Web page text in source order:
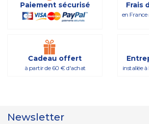
Paiement sécurisé Frais
en
Cadeau offert
à partir de 60 € d'achat installée à
Newsletter